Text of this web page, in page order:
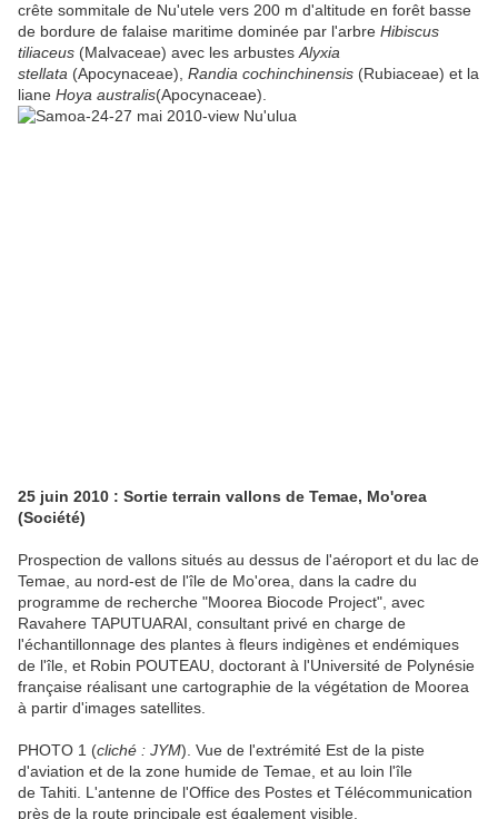
crête sommitale de Nu'utele vers 200 m d'altitude en forêt basse
de bordure de falaise maritime dominée par l'arbre Hibiscus
tiliaceus (Malvaceae) avec les arbustes Alyxia
stellata (Apocynaceae), Randia cochinchinensis (Rubiaceae) et la
liane Hoya australis(Apocynaceae).
25 juin 2010 : Sortie terrain vallons de Temae, Mo'orea
(Société)
Prospection de vallons situés au dessus de l'aéroport et du lac de
Temae, au nord-est de l'île de Mo'orea, dans la cadre du
programme de recherche "Moorea Biocode Project", avec
Ravahere TAPUTUARAI, consultant privé en charge de
l'échantillonnage des plantes à fleurs indigènes et endémiques
de l'île, et Robin POUTEAU, doctorant à l'Université de Polynésie
française réalisant une cartographie de la végétation de Moorea
à partir d'images satellites.
PHOTO 1 (cliché : JYM). Vue de l'extrémité Est de la piste
d'aviation et de la zone humide de Temae, et au loin l'île
de Tahiti. L'antenne de l'Office des Postes et Télécommunication
près de la route principale est également visible.